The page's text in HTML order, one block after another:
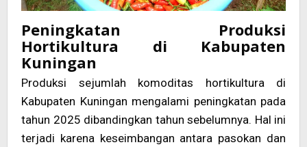
Peningkatan Produksi
Hortikultura di Kabupaten
Kuningan
Produksi sejumlah komoditas hortikultura di
Kabupaten Kuningan mengalami peningkatan pada
tahun 2025 dibandingkan tahun sebelumnya. Hal ini
terjadi karena keseimbangan antara pasokan dan